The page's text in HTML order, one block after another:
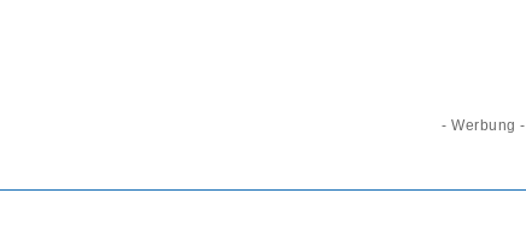
- Werbung -